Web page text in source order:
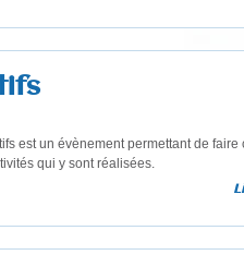
est un évènement permettant de faire
qui y sont réalisées.